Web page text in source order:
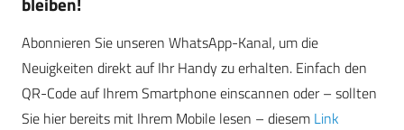
Abonnieren Sie unseren WhatsApp-Kanal, um die
Neuigkeiten direkt auf Ihr Handy zu erhalten. Einfach den
QR-Code auf Ihrem Smartphone einscannen oder – sollten
Sie hier bereits mit Ihrem Mobile lesen – diesem Link